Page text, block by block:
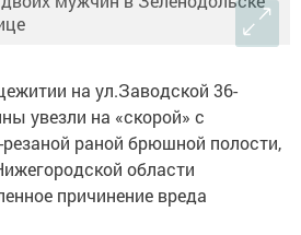
на ул.Заводской 36-
увезли на «скорой» с
раной брюшной полости,
области
причинение вреда